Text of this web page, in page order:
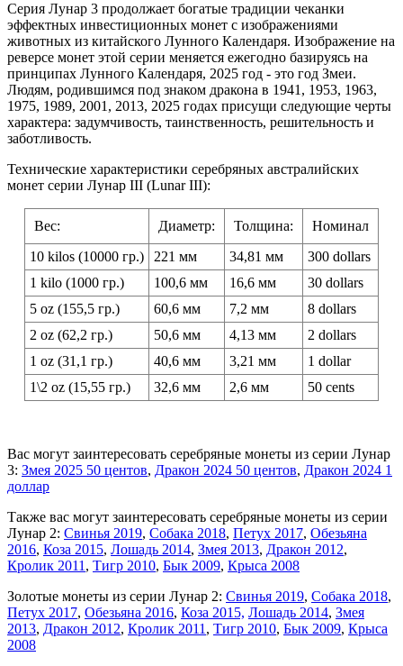
Серия Лунар 3 продолжает богатые традиции чеканки
эффектных инвестиционных монет с изображениями
животных из китайского Лунного Календаря. Изображение на
реверсе монет этой серии меняется ежегодно базируясь на
принципах Лунного Календаря, 2025 год - это год Змеи.
Людям, родившимся под знаком дракона в 1941, 1953, 1963,
1975, 1989, 2001, 2013, 2025 годах присущи следующие черты
характера: задумчивость, таинственность, решительность и
заботливость.
Технические характеристики серебряных австралийских
монет серии Лунар III (Lunar III):
Вес: Диаметр: Толщина:
Номинал
10 kilos (10000 гр.)
221 мм 34,81 мм
300 dollars
1 kilo (1000 гр.)
100,6 мм 16,6 мм
30 dollars
5 oz (155,5 гр.)
60,6 мм 7,2 мм
8 dollars
2 oz (62,2 гр.)
50,6 мм 4,13 мм
2 dollars
1 oz (31,1 гр.)
40,6 мм 3,21 мм
1 dollar
1\2 oz (15,55 гр.)
32,6 мм 2,6 мм 50 cents
Вас могут заинтересовать серебряные монеты из серии Лунар
3: Змея 2025 50 центов, Дракон 2024 50 центов, Дракон 2024 1
доллар
Также вас могут заинтересовать серебряные монеты из серии
Лунар 2: Свинья 2019, Собака 2018, Петух 2017, Обезьяна
2016, Коза 2015, Лошадь 2014, Змея 2013, Дракон 2012,
Кролик 2011 , Тигр 2010, Бык 2009, Крыса 2008
Золотые монеты из серии Лунар 2: Свинья 2019, Собака 2018,
Петух 2017, Обезьяна 2016, Коза 2015, Лошадь 2014, Змея
2013, Дракон 2012, Кролик 2011 , Тигр 2010, Бык 2009, Крыса
2008